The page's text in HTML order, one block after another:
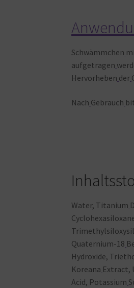
Schwämmchen
aufgetragen
Hervorheben der
Nach Gebrauch
Water, Titanium
Quaternium-18
Hydroxide,
Koreana Extract,
Acid, Potassium